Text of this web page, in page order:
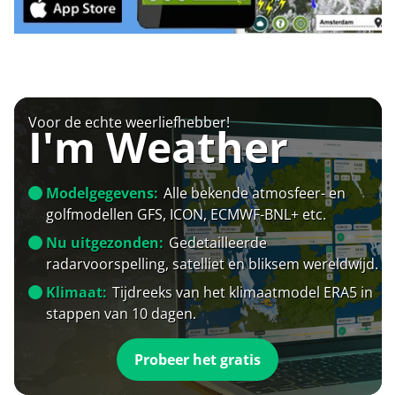
Voor de echte weerliefhebber!
I'm Weather
Modelgegevens: Alle bekende atmosfeer- en
golfmodellen GFS, ICON, ECMWF-BNL+ etc.
Nu uitgezonden: Gedetailleerde
radarvoorspelling, satelliet en bliksem wereldwijd.
Klimaat: Tijdreeks van het klimaatmodel ERA5 in
stappen van 10 dagen.
Probeer het gratis